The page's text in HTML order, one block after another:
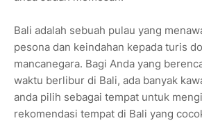
Bali adalah sebuah pulau yang
pesona dan keindahan kepada turis
mancanegara. Bagi Anda yang
waktu berlibur di Bali, ada banyak
anda pilih sebagai tempat untuk
rekomendasi tempat di Bali yang